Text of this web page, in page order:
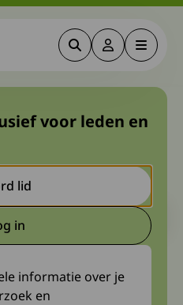
ZoekenDeze link
Menu
chronische
pijn. Wie
kan zijn dat de inhoud niet
Officer bij Centre for Human Drug
voor leden en
lid
in
Deze link gaat naar een
informatie over je
en